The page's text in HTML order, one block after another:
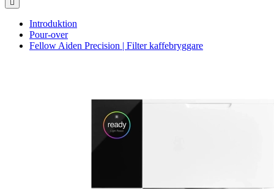
Introduktion
Pour-over
Fellow Aiden Precision | Filter kaffebryggare